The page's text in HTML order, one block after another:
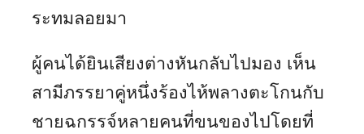
ระทมลอยมา
ผู้คนได้ยินเสียงต่างหันกลับไปมอง เห็น
สามีภรรยาคู่หนึ่งร้องไห้พลางตะโกนกับ
ชายฉกรรจ์หลายคนที่ขนของไปโดยที่